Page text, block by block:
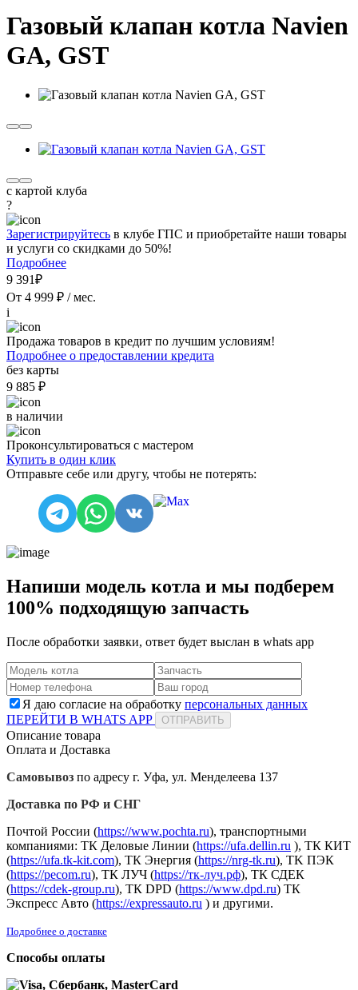
Газовый клапан котла Navien
GA, GST
с картой клуба
?
Зарегистрируйтесь в клубе ГПС и приобретайте наши товары
и услуги со скидками до 50%!
Подробнее
9 391₽
От 4 999 ₽ / мес.
i
Продажа товаров в кредит по лучшим условиям!
Подробнее о предоставлении кредита
без карты
9 885 ₽
в наличии
Проконсультироваться с мастером
Купить в один клик
Отправьте себе или другу, чтобы не потерять:
Напиши модель котла и мы подберем
100% подходящую запчасть
После обработки заявки, ответ будет выслан в whats app
Я даю согласие на обработку персональных данных
ПЕРЕЙТИ В WHATS APP
ОТПРАВИТЬ
Описание товара
Оплата и Доставка
Самовывоз по адресу г. Уфа, ул. Менделеева 137
Доставка по РФ и СНГ
Почтой России (https://www.pochta.ru), транспортными
компаниями: ТК Деловые Линии (https://ufa.dellin.ru ), ТК КИТ
(https://ufa.tk-kit.com), ТК Энергия (https://nrg-tk.ru), ТK ПЭК
(https://pecom.ru), ТК ЛУЧ (https://тк-луч.рф), ТК СДЕК
(https://cdek-group.ru), ТК DPD (https://www.dpd.ru) ТК
Экспресс Авто (https://expressauto.ru ) и другими.
Подробнее о доставке
Способы оплаты